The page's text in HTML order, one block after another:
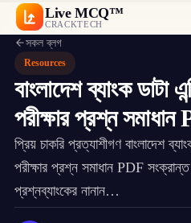
Live MCQ™
CRACKTECH
সকল ব্লগ
Resources
বাংলাদেশ ব্যাংক ডাটা
পরীক্ষার প্রশ্ন
প্রিয় চাকরি প্রত্যাশীগণ বাংলাদেশ
পরীক্ষার প্রশ্ন সমাধান PDF
প্রশ্নব্যাংকের নানান…